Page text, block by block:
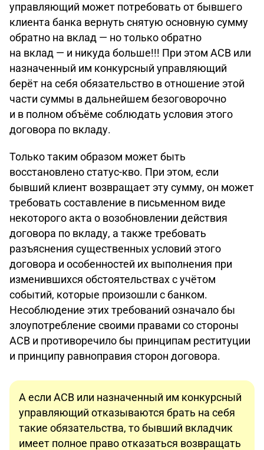
управляющий может потребовать от бывшего
клиента банка вернуть снятую основную сумму
обратно на вклад — но только обратно
на вклад — и никуда больше!!! При этом АСВ или
назначенный им конкурсный управляющий
берёт на себя обязательство в отношение этой
части суммы в дальнейшем безоговорочно
и в полном объёме соблюдать условия этого
договора по вкладу.
Только таким образом может быть
восстановлено статус-кво. При этом, если
бывший клиент возвращает эту сумму, он может
требовать составление в письменном виде
некоторого акта о возобновлении действия
договора по вкладу, а также требовать
разъяснения существенных условий этого
договора и особенностей их выполнения при
изменившихся обстоятельствах с учётом
событий, которые произошли с банком.
Несоблюдение этих требований означало бы
злоупотребление своими правами со стороны
АСВ и противоречило бы принципам реституции
и принципу равноправия сторон договора.
А если АСВ или назначенный им конкурсный
управляющий отказываются брать на себя
такие обязательства, то бывший вкладчик
имеет полное право отказаться возвращать